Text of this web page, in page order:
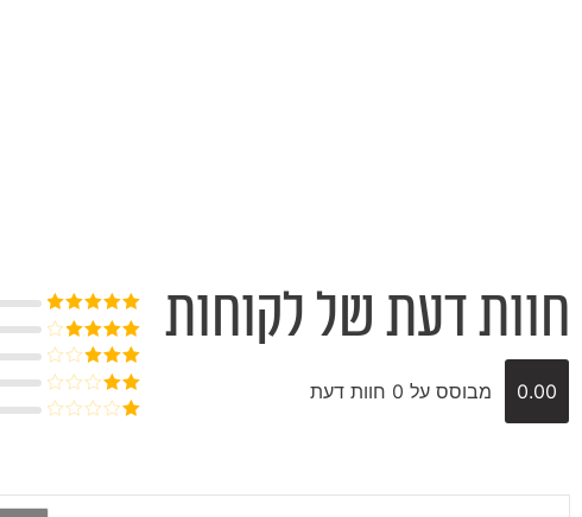
חוות דעת של לקוחות
0.00 מבוסס על 0 חוות דעת
דורג5מתוך
5
דורג4
דורג3
מתוך 5
דורג